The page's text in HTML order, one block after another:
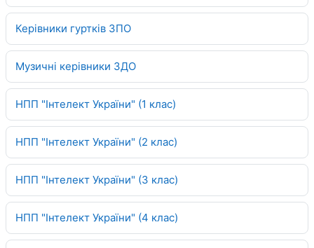
Керівники гуртків ЗПО
Музичні керівники ЗДО
НПП "Інтелект України" (1 клас)
НПП "Інтелект України" (2 клас)
НПП "Інтелект України" (3 клас)
НПП "Інтелект України" (4 клас)